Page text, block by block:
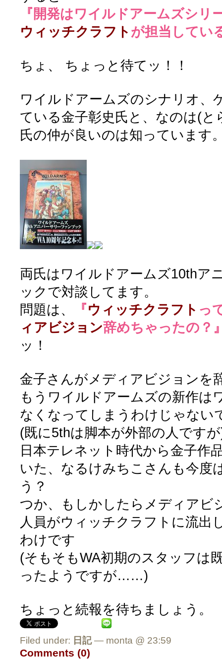
『開発はワイルドアームズシリ
ウィッチクラフト が担当してい
ちょ、 ちょっと待てッ！！
ワイルドアームズのシナリオ、
ている金子彰史氏と、なのは(と
氏の仲が良いのは知っています
両氏はワイルドアームズ10thア
ックで対談してます。
問題は、
『ウィッチクラフト っ
ィアビジョン辞めちゃったの？
ッ！
金子さんがメディアビジョンを
もうワイルドアームズの新作は
なくなってしまうわけじゃない
(既に5thは脚本が外部の人です
日本テレネット時代から金子作
いた、なるけみちこさんも今度
う？
つか、もしかしたらメディアビ
人員がウィッチクラフトに流出
わけです
(そもそもWA初期のスタッフは
ったようですが……)
ちょっと続報を待ちましょう。
Filed under: 日記— monta @ 23:59
Comments (0)